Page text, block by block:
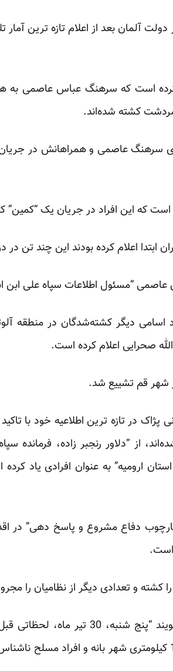
آلمان بعد از اعلام تازه ترین
کرده است که سرهنگ عباس عاصمی به
کشته شده‌اند.
سرهنگ عاصمی و همراهانش در
است که این افراد در جریان یک
ابتدا اعلام کرده بودند این چند تن
“مسئول اطلاعات سپاه علی ابن
اسامی دیگر کشته‌شدگان در منطقه
صحرایی اعلام کرده است.
شهر قم تشییع شد.
در تازه ترین اطلاعیه خود با
از “دلاور رنجبر زاده، فرمانده
ارومیه” به عنوان افرادی یاد
دفاع مشروع و پاسخ دهی” در
است.
شاهدان عینی در کردستان به “روز”
پایگاه بسیج در روستای ساوان، واقع در 15 کیلومتری شهر